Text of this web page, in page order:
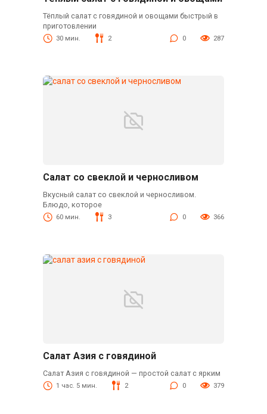
Тёплый салат с говядиной и овощами быстрый в
приготовлении
30 мин. 2 0 287
Салат со свеклой и черносливом
Вкусный салат со свеклой и черносливом.
Блюдо, которое
60 мин. 3 0 366
Салат Азия с говядиной
Салат Азия с говядиной — простой салат с ярким
1 час. 5 мин. 2 0 379